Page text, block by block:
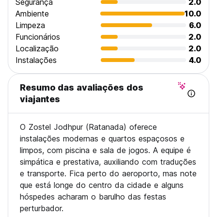
Segurança
2.0
Ambiente
10.0
Limpeza
6.0
Funcionários
2.0
Localização
2.0
Instalações
4.0
Resumo das avaliações dos
viajantes
O Zostel Jodhpur (Ratanada) oferece
instalações modernas e quartos espaçosos e
limpos, com piscina e sala de jogos. A equipe é
simpática e prestativa, auxiliando com traduções
e transporte. Fica perto do aeroporto, mas note
que está longe do centro da cidade e alguns
hóspedes acharam o barulho das festas
perturbador.